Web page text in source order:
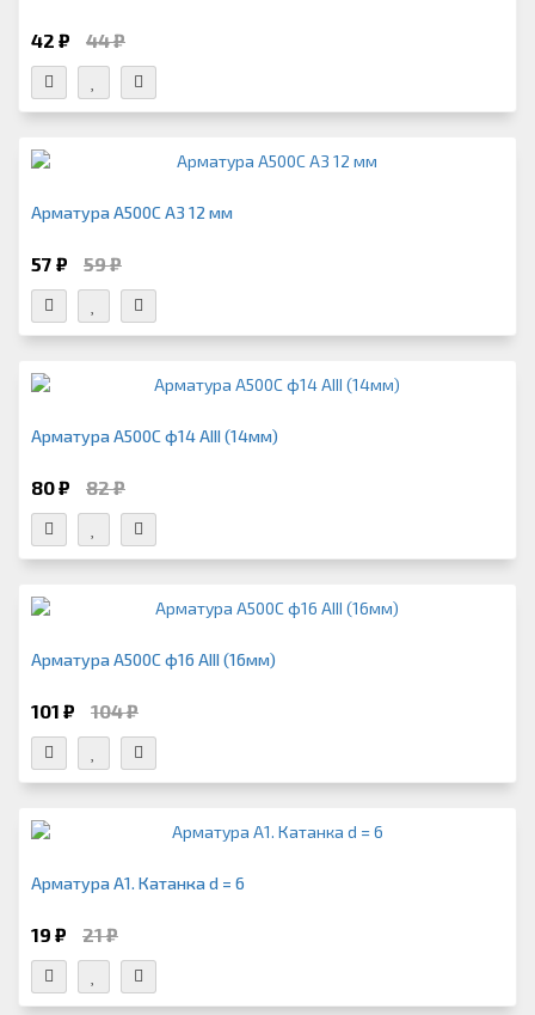
42 ₽ 44 ₽
Арматура А500С А3 12 мм
57 ₽ 59 ₽
Арматура А500С ф14 АIII (14мм)
80 ₽ 82 ₽
Арматура А500С ф16 АIII (16мм)
101 ₽ 104 ₽
Арматура А1. Катанка d = 6
19 ₽ 21 ₽